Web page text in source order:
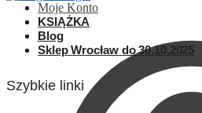
Moje Konto
KSIĄŻKA
Blog
Sklep Wrocław do 30.10.2025
Szybkie linki